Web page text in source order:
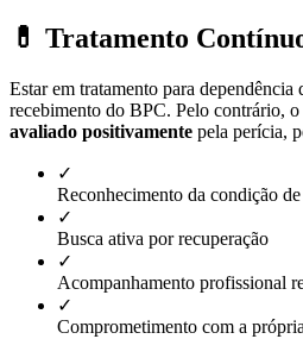
💊 Tratamento
Estar em tratamento para dependência
recebimento do BPC. Pelo contrário, o
avaliado positivamente pela perícia,
✓
Reconhecimento da condição de
✓
Busca ativa por recuperação
✓
Acompanhamento profissional
✓
Comprometimento com a